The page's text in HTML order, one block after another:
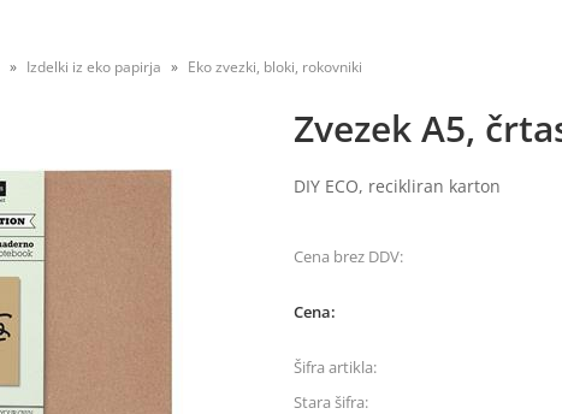
Izdelki iz eko papirja Eko zvezki, bloki, rokovniki
Zvezek A5,
DIY ECO, recikliran karton
Cena brez DDV:
Cena:
Šifra artikla:
Stara šifra: